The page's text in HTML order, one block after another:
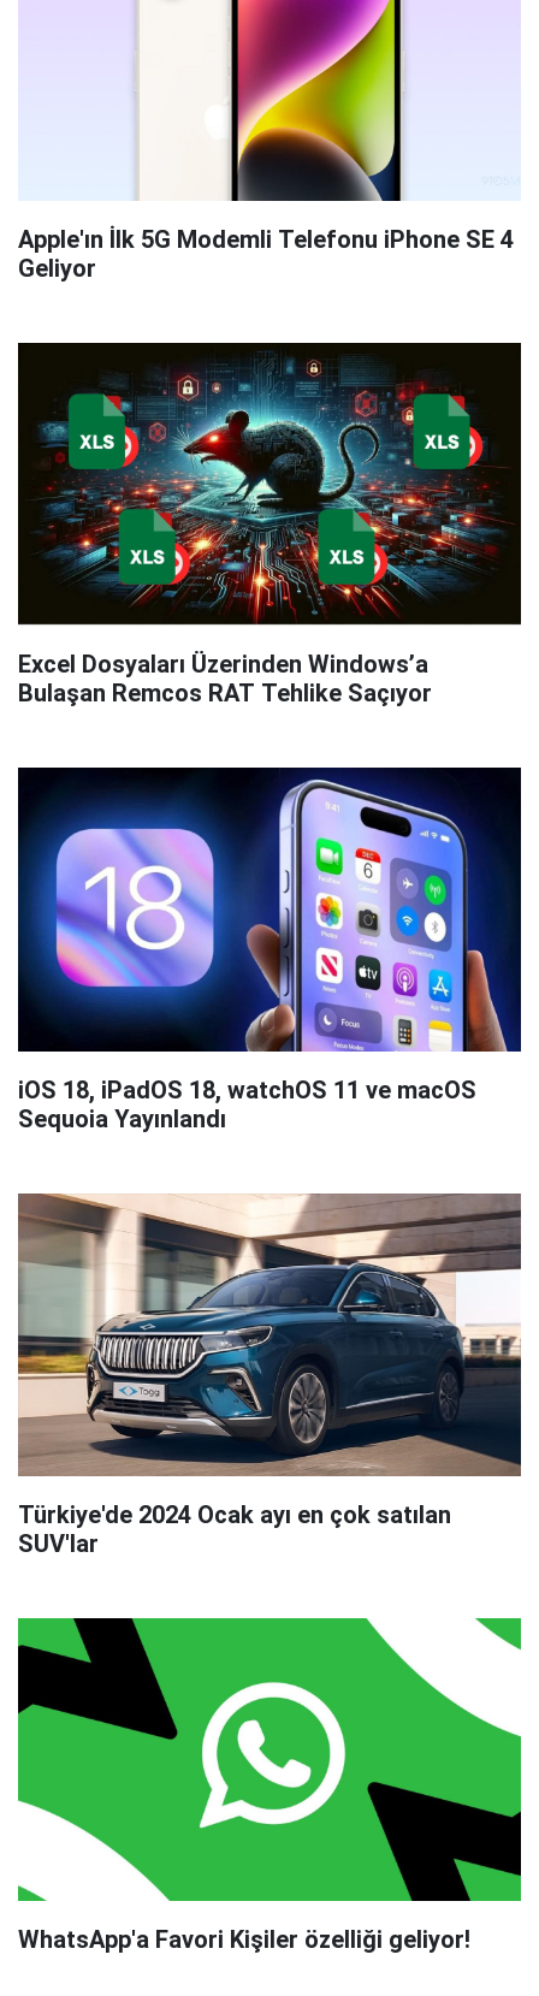
Apple'ın İlk 5G Modemli Telefonu iPhone SE 4
Geliyor
Excel Dosyaları Üzerinden Windows’a
Bulaşan Remcos RAT Tehlike Saçıyor
iOS 18, iPadOS 18, watchOS 11 ve macOS
Sequoia Yayınlandı
Türkiye'de 2024 Ocak ayı en çok satılan
SUV'lar
WhatsApp'a Favori Kişiler özelliği geliyor!